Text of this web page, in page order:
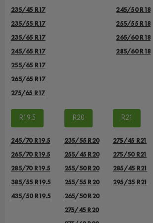
235/45 R17
235/55 R17
235/65 R17
245/65 R17
255/65 R17
265/65 R17
275/65 R17
245/50 R18
255/55 R18
265/60 R18
285/60 R18
R19.5
245/70 R19.5
265/70 R19.5
285/70 R19.5
385/55 R19.5
435/50 R19.5
R20
235/55 R20
255/45 R20
255/50 R20
255/55 R20
265/50 R20
275/45 R20
R21
275/45 R21
275/50 R21
285/45 R21
295/35 R21